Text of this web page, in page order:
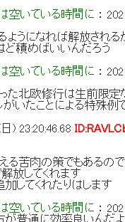
空いている時間に ：
ようになれば解放される
ど積めばいいんだろう
空いている時間に ：
た北欧修行は生前限定
いたことによる特殊例
) 23:20:46.68
る苦肉の策でもあるので
放してくれます
してくれたりはします
空いている時間に ：
が普通に効率良いんだ